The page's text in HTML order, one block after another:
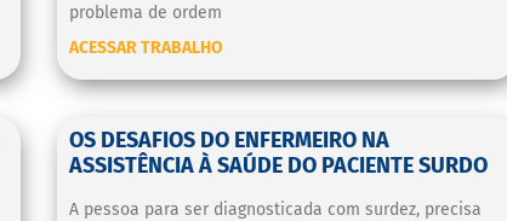
problema de ordem
ACESSAR TRABALHO
OS DESAFIOS DO ENFERMEIRO NA
ASSISTÊNCIA À SAÚDE DO PACIENTE SURDO
A pessoa para ser diagnosticada com surdez, precisa